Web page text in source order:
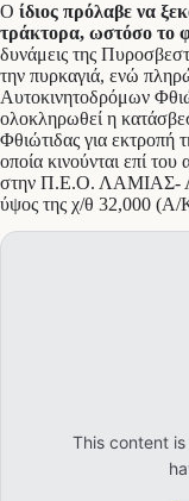
Ο ίδιος πρόλαβε να
τράκτορα, ωστόσο το
δυνάμεις της
την πυρκαγιά, ενώ
Αυτοκινητοδρόμων
ολοκληρωθεί η
Φθιώτιδας για εκτροπή
οποία κινούνται επί
στην Π.Ε.Ο. ΛΑΜΙΑΣ-
ύψος της χ/θ 32,000
This content